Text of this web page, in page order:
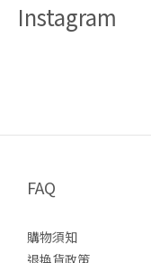
歡山，一路前往勝光方
起重裝走進南湖圈谷，
峰Keb Thermal Wind
積熱流汗，接著一停下
Instagram
FAQ
購物須知